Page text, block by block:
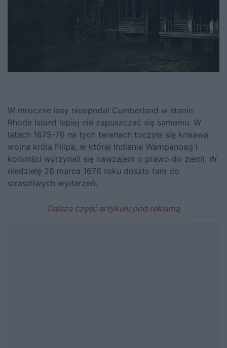
W mroczne lasy nieopodal Cumberland w stanie
Rhode Island lepiej nie zapuszczać się samemu. W
latach 1675-76 na tych terenach toczyła się krwawa
wojna króla Filipa, w której Indianie Wampanoag i
koloniści wyrzynali się nawzajem o prawo do ziemi. W
niedzielę 26 marca 1676 roku doszło tam do
straszliwych wydarzeń.